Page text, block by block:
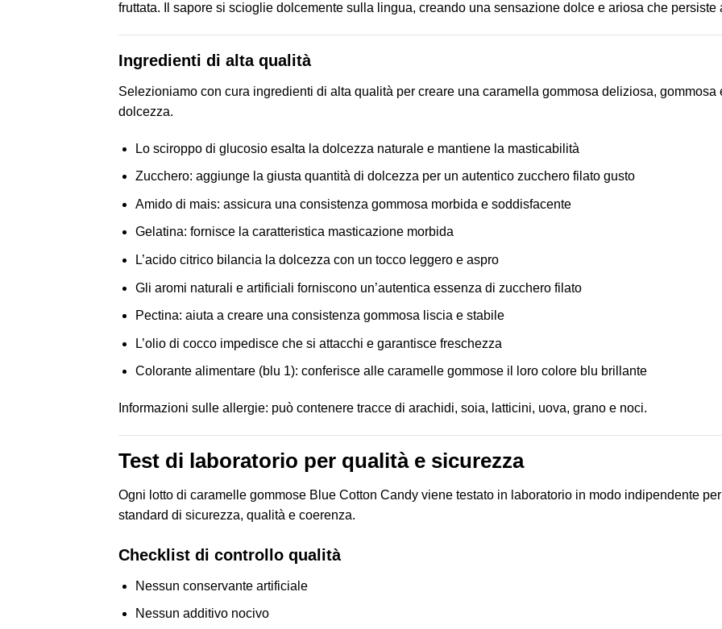
fruttata. Il sapore si scioglie dolcemente sulla lingua, creando una sensazione dolce e ariosa che persiste
Ingredienti di alta qualità
Selezioniamo con cura ingredienti di alta qualità per creare una caramella gommosa deliziosa,
dolcezza.
Lo sciroppo di glucosio esalta la dolcezza naturale e mantiene la masticabilità
Zucchero: aggiunge la giusta quantità di dolcezza per un autentico zucchero filato gusto
Amido di mais: assicura una consistenza gommosa morbida e soddisfacente
Gelatina: fornisce la caratteristica masticazione morbida
L’acido citrico bilancia la dolcezza con un tocco leggero e aspro
Gli aromi naturali e artificiali forniscono un’autentica essenza di zucchero filato
Pectina: aiuta a creare una consistenza gommosa liscia e stabile
L’olio di cocco impedisce che si attacchi e garantisce freschezza
Colorante alimentare (blu 1): conferisce alle caramelle gommose il loro colore blu brillante
Informazioni sulle allergie: può contenere tracce di arachidi, soia, latticini, uova, grano e noci.
Test di laboratorio per qualità e sicurezza
Ogni lotto di caramelle gommose Blue Cotton Candy viene testato in laboratorio in modo indipendente
standard di sicurezza, qualità e coerenza.
Checklist di controllo qualità
Nessun conservante artificiale
Nessun additivo nocivo